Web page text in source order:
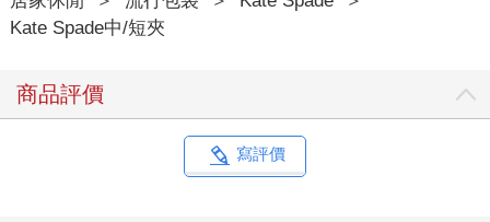
Kate Spade中/短夾
商品評價
寫評價